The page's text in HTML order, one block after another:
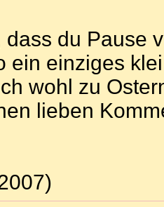
dass du Pause
ein einziges
wohl zu
lieben